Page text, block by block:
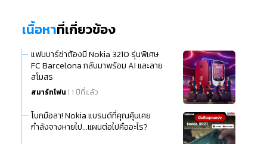
เนื้อหาที่เกี่ยวข้อง
แฟนบาร์ซ่าต้องมี Nokia 3210 รุ่นพิเศษ
FC Barcelona กลับมาพร้อม AI และลาย
สโมสร
สมาร์ทโฟน | 1 ปีที่แล้ว
โบกมือลา! Nokia แบรนด์ที่คุณคุ้นเคย
กำลังจางหายไป...แผนต่อไปคืออะไร?